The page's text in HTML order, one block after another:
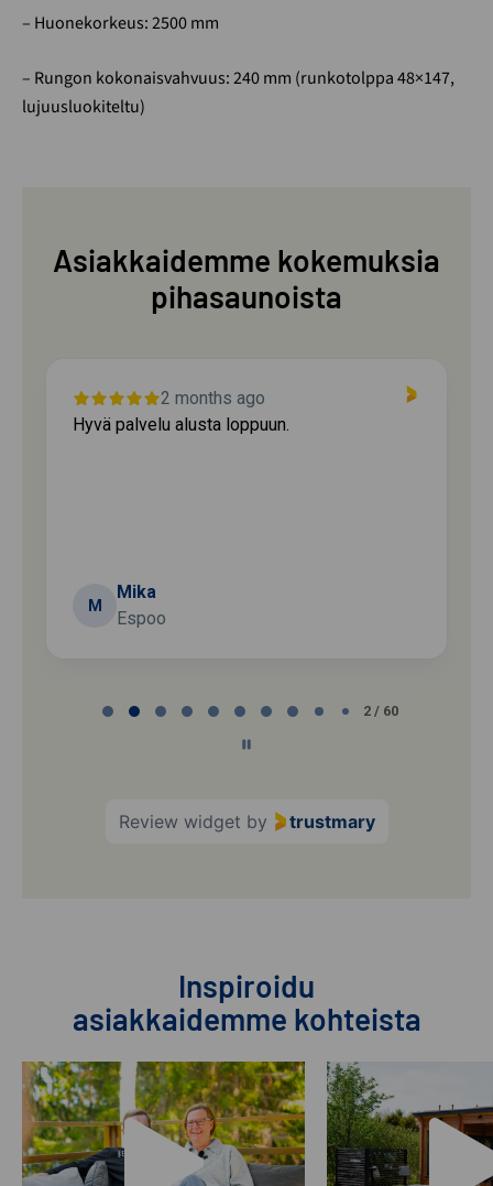
– Huonekorkeus: 2500 mm
– Rungon kokonaisvahvuus: 240 mm (runkotolppa 48×147,
lujuusluokiteltu)
Asiakkaidemme kokemuksia
pihasaunoista
2 months ago
Hyvä palvelu alusta loppuun.
M
Mika
Espoo
2 / 60
Review widget by trustmary
Inspiroidu
asiakkaidemme kohteista